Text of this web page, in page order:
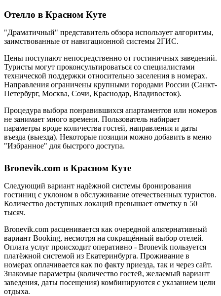
Отелло в Красном Куте
"Драматичный" представитель обзора использует алгоритмы,
заимствованные от навигационной системы 2ГИС.
Цены поступают непосредственно от гостиничных заведений.
Туристы могут проконсультироваться со специалистами
технической поддержки относительно заселения в номерах.
Направления ограничены крупными городами России (Санкт-
Петербург, Москва, Сочи, Краснодар, Владивосток).
Процедура выбора понравившихся апартаментов или номеров
не занимает много времени. Пользователь набирает
параметры вроде количества гостей, направления и даты
въезда (выезда). Некоторые позиции можно добавить в меню
"Избранное" для быстрого доступа.
Bronevik.com в Красном Куте
Следующий вариант надёжной системы бронирования
гостиниц с уклоном в обслуживание отечественных туристов.
Количество доступных локаций превышает отметку в 50
тысяч.
Bronevik.com расценивается как очередной альтернативный
вариант Booking, несмотря на сокращённый выбор отелей.
Оплата услуг происходит оперативно - Bronevik пользуется
платёжной системой из Екатеринбурга. Проживание в
номерах оплачивается как по факту приезда, так и через сайт.
Знакомые параметры (количество гостей, желаемый вариант
заведения, даты посещения) комбинируются с указанием цели
отдыха.